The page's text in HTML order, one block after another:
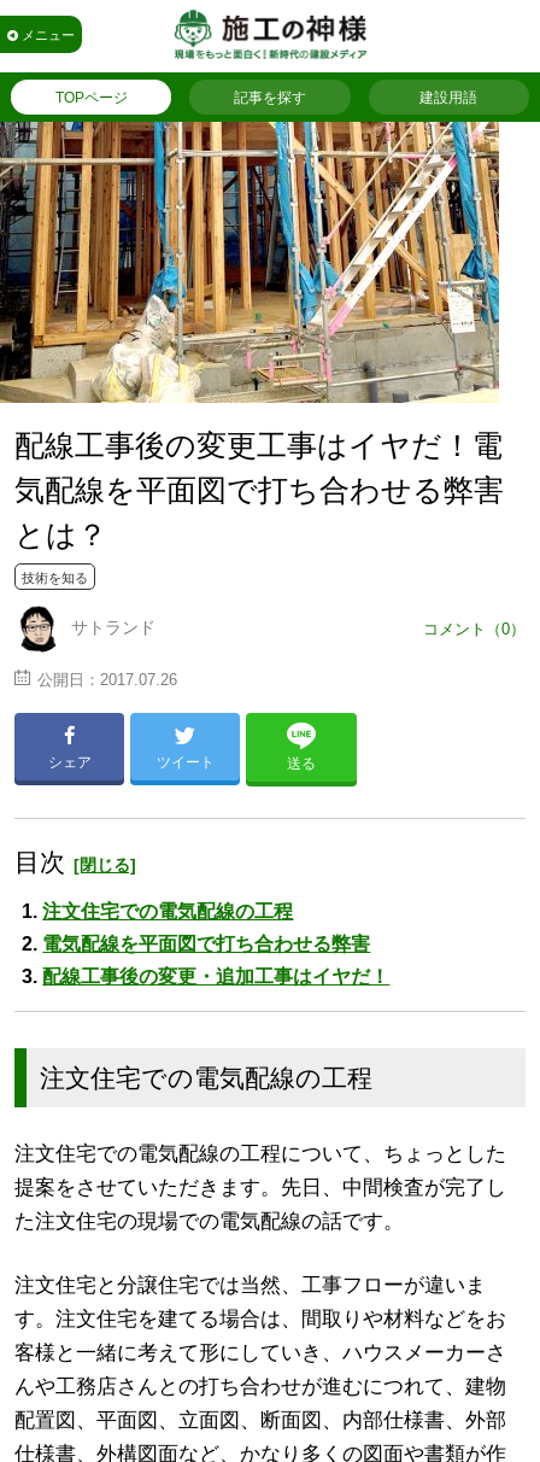
メニュー
TOPページ 記事を探す 建設用語
配線工事後の変更工事はイヤだ！電
気配線を平面図で打ち合わせる弊害
とは？
技術を知る
サトランド コメント（0）
公開日： 2017.07.26
シェア ツイート 送る
目次
注文住宅での電気配線の工程
電気配線を平面図で打ち合わせる弊害
配線工事後の変更・追加工事はイヤだ！
注文住宅での電気配線の工程
注文住宅での電気配線の工程について、ちょっとした
提案をさせていただきます。先日、中間検査が完了し
た注文住宅の現場での電気配線の話です。
注文住宅と分譲住宅では当然、工事フローが違いま
す。注文住宅を建てる場合は、間取りや材料などをお
客様と一緒に考えて形にしていき、ハウスメーカーさ
んや工務店さんとの打ち合わせが進むにつれて、建物
配置図、平面図、立面図、断面図、内部仕様書、外部
仕様書、外構図面など、かなり多くの図面や書類が作